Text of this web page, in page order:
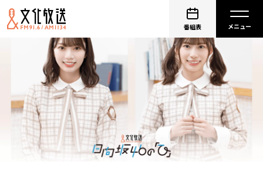
番組表